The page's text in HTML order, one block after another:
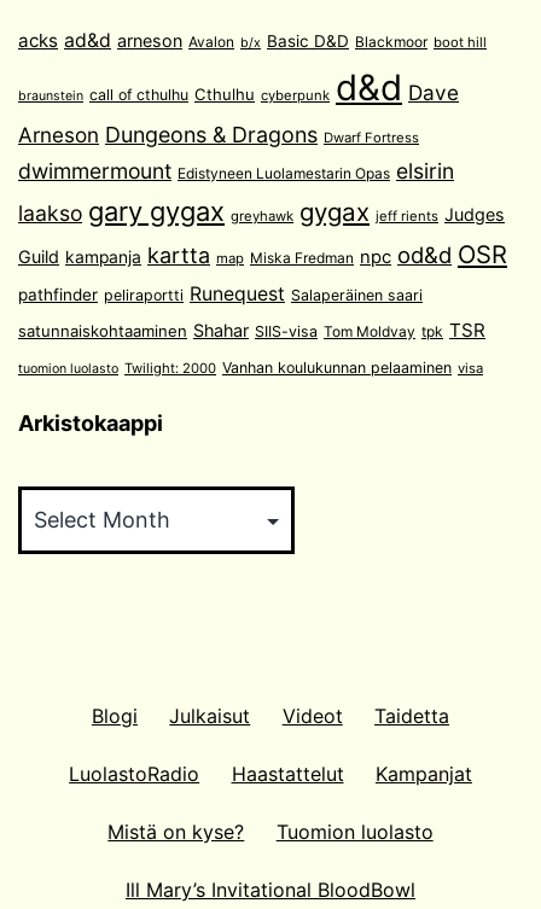
acks ad&d arneson Avalon b/x Basic D&D Blackmoor boot hill
braunstein call of cthulhu Cthulhu cyberpunk d&d Dave
Arneson Dungeons & Dragons Dwarf Fortress
dwimmermount Edistyneen Luolamestarin Opas elsirin
laakso gary gygax greyhawk gygax jeff rients Judges
Guild kampanja kartta map Miska Fredman npc od&d OSR
pathfinder peliraportti Runequest Salaperäinen saari
satunnaiskohtaaminen Shahar SIIS-visa Tom Moldvay tpk TSR
tuomion luolasto Twilight: 2000 Vanhan koulukunnan pelaaminen visa
Arkistokaappi
Blogi Julkaisut Videot Taidetta
LuolastoRadio Haastattelut Kampanjat
Mistä on kyse? Tuomion luolasto
Ill Mary’s Invitational BloodBowl